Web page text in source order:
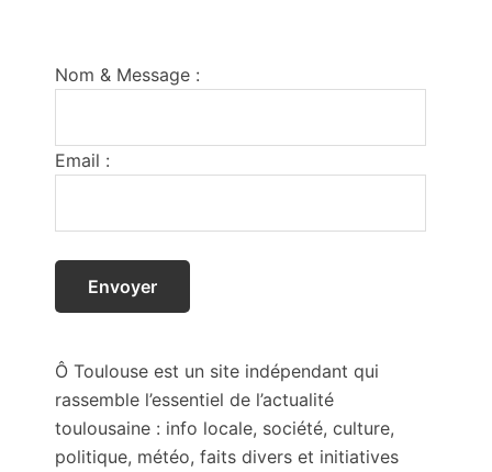
Nom & Message :
Email :
Ô Toulouse est un site indépendant qui
rassemble l’essentiel de l’actualité
toulousaine : info locale, société, culture,
politique, météo, faits divers et initiatives